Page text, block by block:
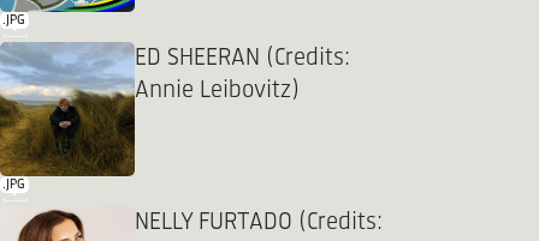
.JPG
.JPG
ED SHEERAN (Credits:
Annie Leibovitz)
NELLY FURTADO (Credits: